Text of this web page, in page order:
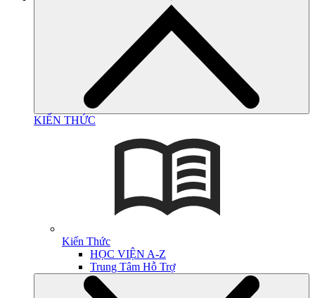
KIẾN THỨC
Kiến Thức
HỌC VIỆN A-Z
Trung Tâm Hỗ Trợ